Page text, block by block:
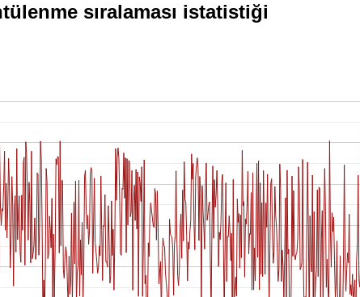
sıralaması istatistiği